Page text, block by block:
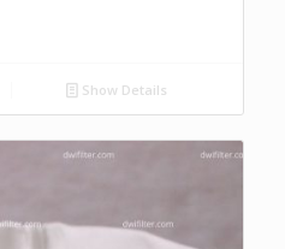
Show Details